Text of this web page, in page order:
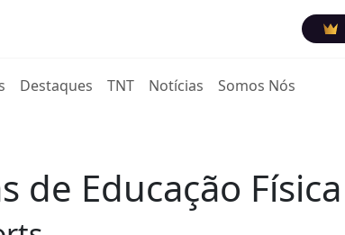
Destaques TNT Notícias Somos Nós
de Educação Física